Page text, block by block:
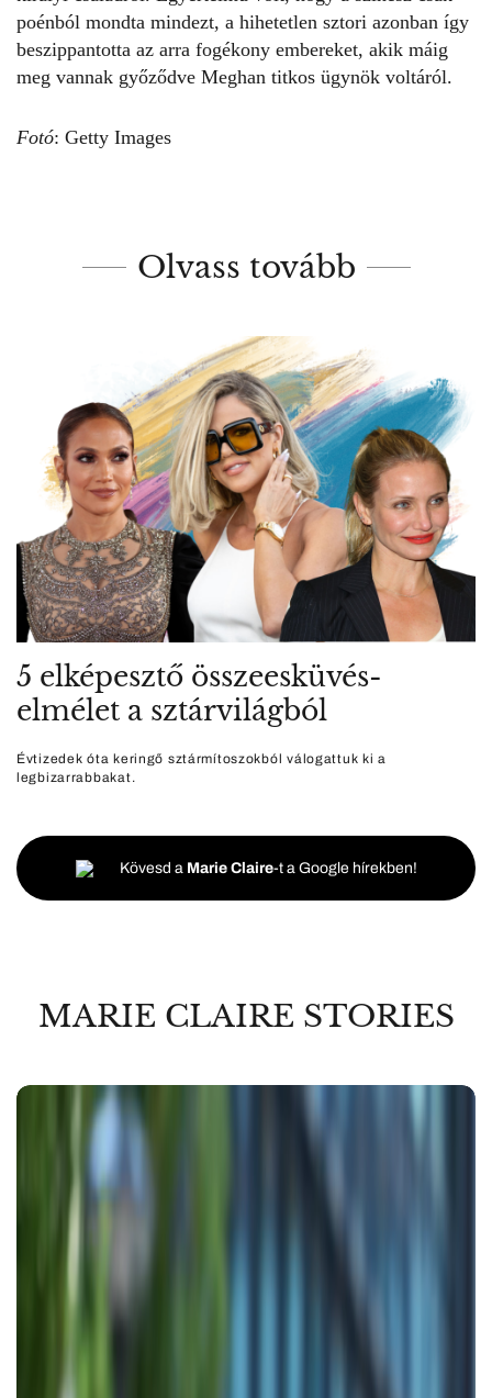
poénból mondta mindezt, a hihetetlen sztori azonban így
beszippantotta az arra fogékony embereket, akik máig
meg vannak győződve Meghan titkos ügynök voltáról.
Fotó: Getty Images
Olvass tovább
5 elképesztő összeesküvés-
elmélet a sztárvilágból
Évtizedek óta keringő sztármítoszokból válogattuk ki a
legbizarrabbakat.
Kövesd a Marie Claire-t a Google hírekben!
MARIE CLAIRE STORIES